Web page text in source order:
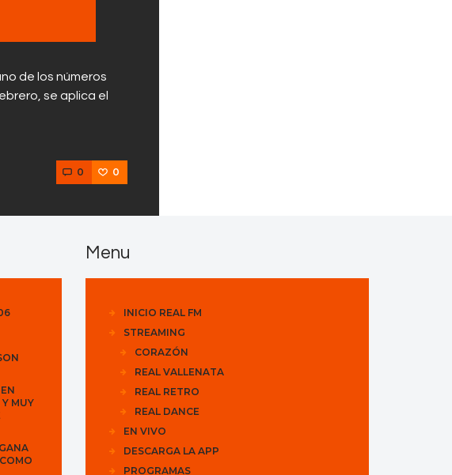
de los números
se aplica el
0 0
MUY
Menu
INICIO REAL FM
STREAMING
CORAZÓN
REAL VALLENATA
REAL RETRO
REAL DANCE
EN VIVO
DESCARGA LA APP
PROGRAMAS